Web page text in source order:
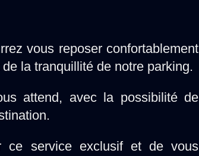
vous reposer confortablement
la tranquillité de notre parking.
attend, avec la possibilité de
ce service exclusif et de vous